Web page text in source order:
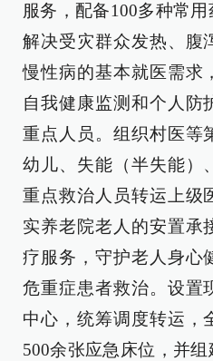
服务，配备100多种常
解决受灾群众发热、腹
慢性病的基本就医需求
自我健康监测和个人防
重点人员。组织村医等
幼儿、失能（半失能）
重点救治人员转运上级
实养老院老人的安置承
疗服务，守护老人身心
危重症患者救治。设置
中心，统筹调度转运，
500余张应急床位，并